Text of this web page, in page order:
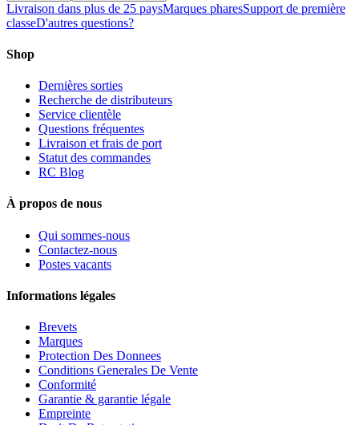
Livraison dans plus de 25 paysMarques pharesSupport de première
classeD'autres questions?
Shop
Dernières sorties
Recherche de distributeurs
Service clientèle
Questions fréquentes
Livraison et frais de port
Statut des commandes
RC Blog
À propos de nous
Qui sommes-nous
Contactez-nous
Postes vacants
Informations légales
Brevets
Marques
Protection Des Donnees
Conditions Generales De Vente
Conformité
Garantie & garantie légale
Empreinte